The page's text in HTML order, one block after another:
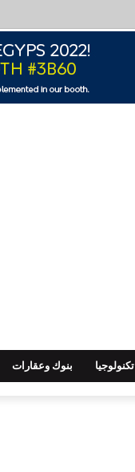
تكنولوجيا بنوك وعقارات